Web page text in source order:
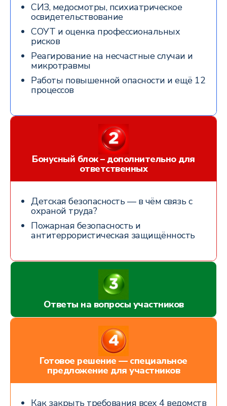
СИЗ, медосмотры, психиатрическое
освидетельствование
СОУТ и оценка профессиональных
рисков
Реагирование на несчастные случаи и
микротравмы
Работы повышенной опасности и ещё 12
процессов
Бонусный блок – дополнительно для
ответственных
Детская безопасность — в чём связь с
охраной труда?
Пожарная безопасность и
антитеррористическая защищённость
Ответы на вопросы участников
Готовое решение — специальное
предложение для участников
Как закрыть требования всех 4 ведомств